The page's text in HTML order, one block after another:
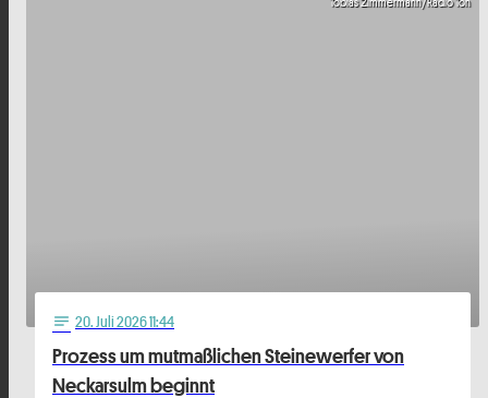
notes 20. Juli 2026 11:44
Prozess um mutmaßlichen Steinewerfer von
Neckarsulm beginnt